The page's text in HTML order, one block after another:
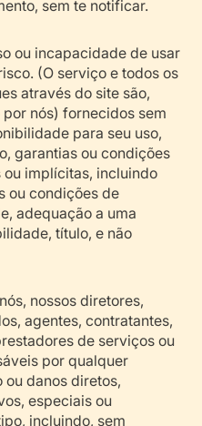
sem te notificar.
ou incapacidade de usar
(O serviço e todos os
através do site são,
nós) fornecidos sem
para seu uso,
garantias ou condições
implícitas, incluindo
ou condições de
adequação a uma
título, e não
nossos diretores,
agentes, contratantes,
de serviços ou
por qualquer
danos diretos,
especiais ou
incluindo, sem